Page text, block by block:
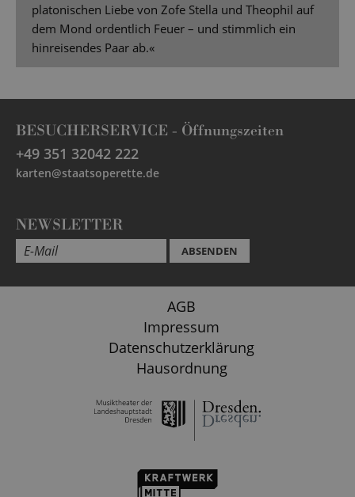
platonischen Liebe von Zofe Stella und Theophil auf
dem Mond ordentlich Feuer – und stimmlich ein
hinreisendes Paar ab.«
BESUCHERSERVICE - Öffnungszeiten
+49 351 32042 222
karten@staatsoperette.de
NEWSLETTER
ABSENDEN
AGB
Impressum
Datenschutzerklärung
Hausordnung